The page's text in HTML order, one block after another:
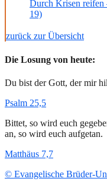
Durch Krisen
19)
zurück zur Übersicht
Die Losung von heute:
Du bist der Gott, der mir
Psalm 25,5
Bittet, so wird euch
an, so wird euch aufgetan.
Matthäus 7,7
© Evangelische Brüder-